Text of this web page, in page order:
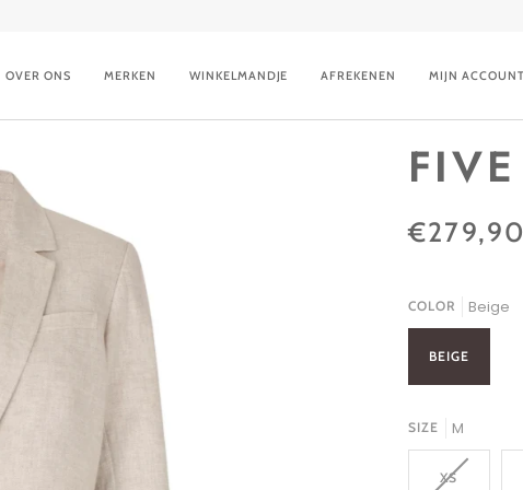
OVER ONS MERKEN WINKELMANDJE AFREKENEN MIJN ACCOUNT
€279,90
COLOR Beige
BEIGE
SIZE M
XS